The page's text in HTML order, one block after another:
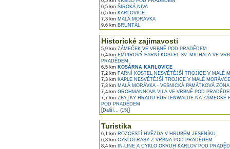
6,5 km ŠIROKÁ NIVA
6,5 km KARLOVICE
7,3 km MALÁ MORÁVKA
9,6 km BRUNTÁL
Historické zajímavosti
5,9 km ZÁMEČEK VE VRBNĚ POD PRADĚDEM
6,4 km EMPIROVÝ FARNÍ KOSTEL SV. MICHALA VE
PRADĚDEM
6,5 km KOSÁRNA KARLOVICE
7,2 km FARNÍ KOSTEL NESVĚTĚJŠÍ TROJICE V MALÉ
7,3 km KAPLE NESVĚTĚJŠÍ TROJICE V MALÉ MORÁVCE
7,3 km MALÁ MORÁVKA - VESNICKÁ PAMÁTKOVÁ ZÓNA
7,4 km GROHMANNOVA VILA VE VRBNĚ POD
7,7 km ZBYTKY HRADU FÜRTENWALDE NA ZÁMECKÉ
POD PRADĚDEM
[Další... (15)]
Turistika
6,1 km ROZCESTÍ HVĚZDA V HRUBÉM JESENÍKU
6,8 km CYKLOTRASY Z VRBNA POD PRADĚDEM
8,4 km IN-LINE A CYKLO OKRUH KARLOV POD